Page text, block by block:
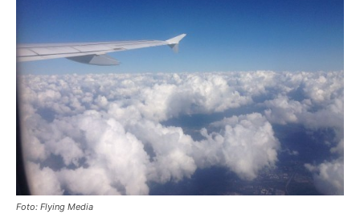
Reiseempfehlungen.
Foto: Flying Media